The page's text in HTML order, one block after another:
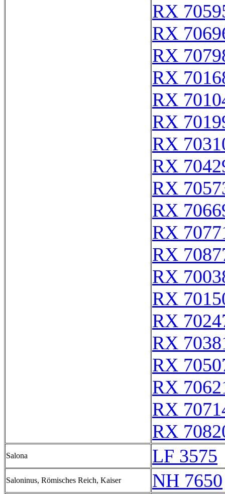
RX
RX
RX
RX
RX
RX
RX
RX
RX
RX
RX
RX
RX
RX
RX
RX
RX
RX
RX
RX
Salona LF 3575
Saloninus, Römisches Reich, Kaiser NH 7650